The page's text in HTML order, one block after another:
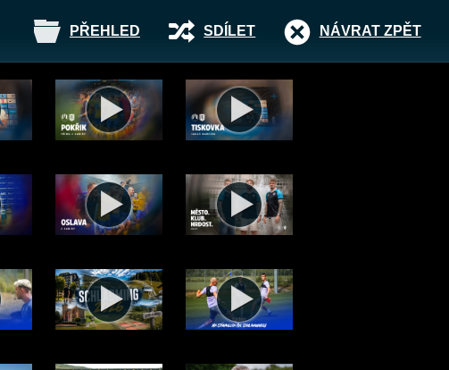
NÁVRAT ZPĚT
SDÍLET
PŘEHLED